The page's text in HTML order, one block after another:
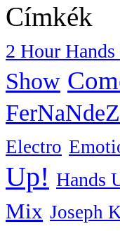
Címkék
2 Hour
Show
FerNaNdeZ
Electro
Up! Hands
Mix Joseph